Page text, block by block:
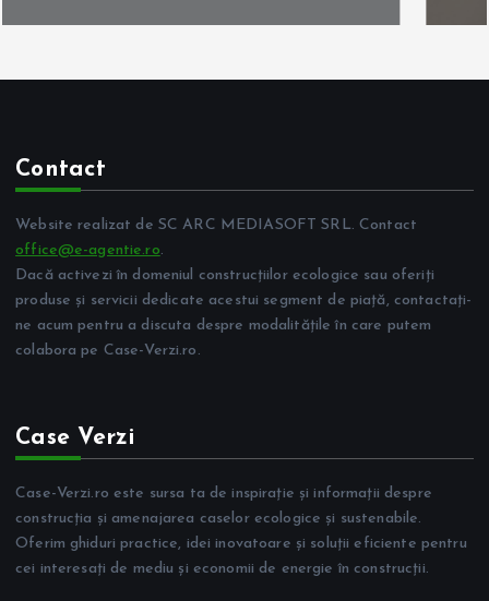
Contact
Website realizat de SC ARC MEDIASOFT SRL. Contact
office@e-agentie.ro.
Dacă activezi în domeniul construcțiilor ecologice sau oferiți
produse și servicii dedicate acestui segment de piață, contactați-
ne acum pentru a discuta despre modalitățile în care putem
colabora pe Case-Verzi.ro.
Case Verzi
Case-Verzi.ro este sursa ta de inspirație și informații despre
construcția și amenajarea caselor ecologice și sustenabile.
Oferim ghiduri practice, idei inovatoare și soluții eficiente pentru
cei interesați de mediu și economii de energie în construcții.